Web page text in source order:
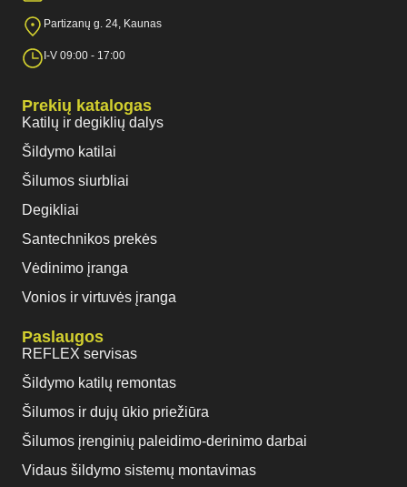
Partizanų g. 24, Kaunas
I-V 09:00 - 17:00
Prekių katalogas
Katilų ir degiklių dalys
Šildymo katilai
Šilumos siurbliai
Degikliai
Santechnikos prekės
Vėdinimo įranga
Vonios ir virtuvės įranga
Paslaugos
REFLEX servisas
Šildymo katilų remontas
Šilumos ir dujų ūkio priežiūra
Šilumos įrenginių paleidimo-derinimo darbai
Vidaus šildymo sistemų montavimas